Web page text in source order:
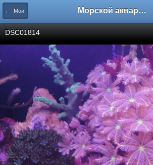
← Мои. Морской аквариум. Форумы ReefCentral.ru
DSC01814